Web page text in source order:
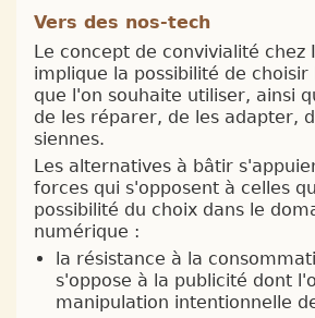
Vers des nos-tech
Le concept de convivialité chez
implique la possibilité de choisir
que l'on souhaite utiliser, ainsi
de les réparer, de les adapter,
siennes.
Les alternatives à bâtir
forces qui s'opposent à celles
possibilité du choix dans le
numérique :
la résistance à la
s'oppose à la publicité dont
manipulation intentionnelle